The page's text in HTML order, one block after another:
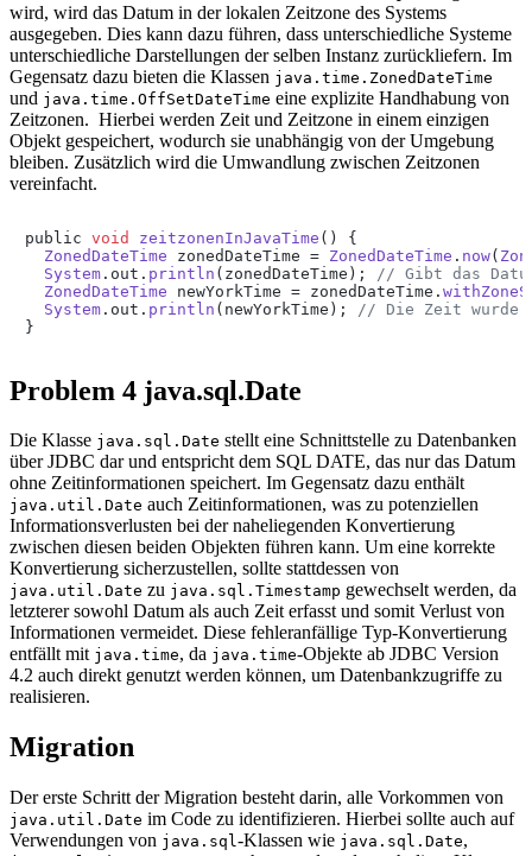
wird, wird das Datum in der lokalen Zeitzone des Systems
ausgegeben. Dies kann dazu führen, dass unterschiedliche Systeme
unterschiedliche Darstellungen der selben Instanz zurückliefern. Im
Gegensatz dazu bieten die Klassen java.time.ZonedDateTime
und java.time.OffSetDateTime eine explizite Handhabung von
Zeitzonen. Hierbei werden Zeit und Zeitzone in einem einzigen
Objekt gespeichert, wodurch sie unabhängig von der Umgebung
bleiben. Zusätzlich wird die Umwandlung zwischen Zeitzonen
vereinfacht.
public void zeitzonenInJavaTime ( ) {
ZonedDateTime zonedDateTime = ZonedDateTime . now(
System . out . println (zonedDateTime);
// Gibt das
ZonedDateTime newYorkTime = zonedDateTime.
System . out . println (newYorkTime);
// Die Zeit wurde
}
Problem 4 java.sql.Date
Die Klasse java.sql.Date stellt eine Schnittstelle zu Datenbanken
über JDBC dar und entspricht dem SQL DATE, das nur das Datum
ohne Zeitinformationen speichert. Im Gegensatz dazu enthält
java.util.Date auch Zeitinformationen, was zu potenziellen
Informationsverlusten bei der naheliegenden Konvertierung
zwischen diesen beiden Objekten führen kann. Um eine korrekte
Konvertierung sicherzustellen, sollte stattdessen von
java.util.Date zu java.sql.Timestamp gewechselt werden, da
letzterer sowohl Datum als auch Zeit erfasst und somit Verlust von
Informationen vermeidet. Diese fehleranfällige Typ-Konvertierung
entfällt mit java.time, da java.time-Objekte ab JDBC Version
4.2 auch direkt genutzt werden können, um Datenbankzugriffe zu
realisieren.
Migration
Der erste Schritt der Migration besteht darin, alle Vorkommen von
java.util.Date im Code zu identifizieren. Hierbei sollte auch auf
Verwendungen von java.sql-Klassen wie java.sql.Date,